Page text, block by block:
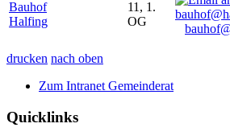
Bauhof
Halfing
11, 1.
OG
drucken nach oben
Zum Intranet Gemeinderat
Quicklinks